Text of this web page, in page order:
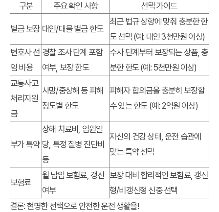
구분
주요 확인 사항 선택 가이드
벌금 보장 대인/대물 벌금 한도
최근 법규 상향에 맞춰 충분한 한
도 선택 (예: 대인 3천만원 이상)
변호사 선
임 비용
경찰 조사 단계 포함
여부, 보장 한도
수사 단계부터 보장되는 상품, 충
분한 한도 (예: 5천만원 이상)
교통사고
처리지원
금
사망/중상해 등 피해
정도별 한도
피해자 합의금을 충분히 보장할
수 있는 한도 (예: 2억원 이상)
부가 특약
상해 치료비, 입원일
당, 특정 질병 진단비
등
자신의 건강 상태, 운전 습관에
맞는 특약 선택
보험료
월 납입 보험료, 갱신
여부
보장 대비 합리적인 보험료, 갱신
형/비갱신형 신중 선택
결론: 현명한 선택으로 안전한 운전 생활을!